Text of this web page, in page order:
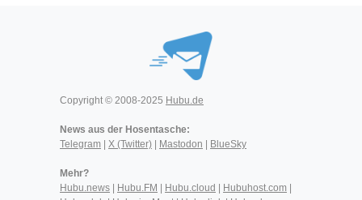
Copyright © 2008-2025 Hubu.de
News aus der Hosentasche:
Telegram
X (Twitter) Mastodon BlueSky
Mehr?
Hubu.news
Hubu.FM Hubu.cloud Hubuhost.com